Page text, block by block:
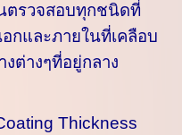
ตรวจสอบทุกชนิดที่
กและภายในที่เคลือบ
ต่างๆที่อยู่กลาง
Thickness